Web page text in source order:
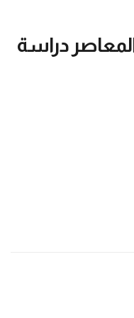
المعاصر دراسة